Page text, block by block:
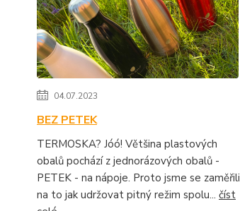
04.07.2023
BEZ PETEK
TERMOSKA? Jóó! Většina plastových
obalů pochází z jednorázových obalů -
PETEK - na nápoje. Proto jsme se zaměřili
na to jak udržovat pitný režim spolu... číst